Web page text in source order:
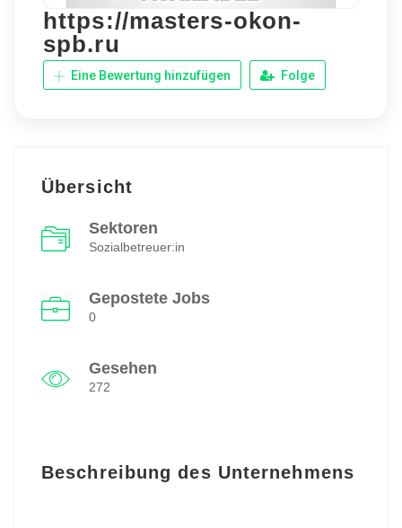
https://masters-okon-
spb.ru
Eine Bewertung hinzufügen Folge
Übersicht
Sektoren
Sozialbetreuer:in
Gepostete Jobs
0
Gesehen
272
Beschreibung des Unternehmens